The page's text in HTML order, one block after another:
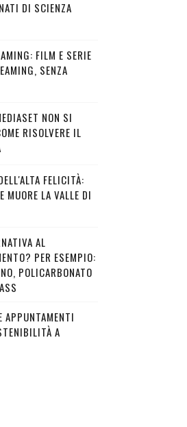
DI SCIENZA
FILM E SERIE
SENZA
NON SI
RISOLVERE IL
FELICITÀ:
MUORE LA VALLE DI
AL
PER ESEMPIO:
POLICARBONATO
APPUNTAMENTI
A